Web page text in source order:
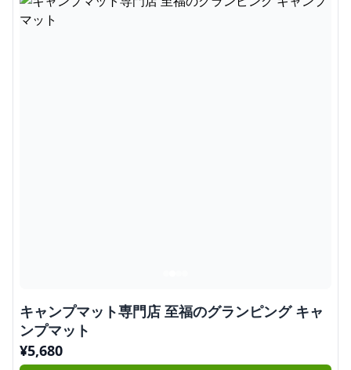
キャンプマット専門店 至福のグランピング キャ
ンプマット
¥5,680